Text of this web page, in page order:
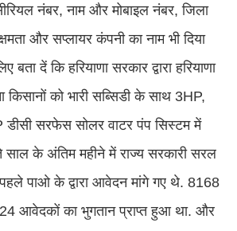
नंबर, नाम और मोबाइल नंबर, जिला
और सप्लायर कंपनी का नाम भी दिया
दें कि हरियाणा सरकार द्वारा हरियाणा
किसानों को भारी सब्सिडी के साथ 3HP,
सरफेस सोलर वाटर पंप सिस्टम में
साल के अंतिम महीने में राज्य सरकारी सरल
पाओ के द्वारा आवेदन मांगे गए थे. 8168
आवेदकों का भुगतान प्राप्त हुआ था. और